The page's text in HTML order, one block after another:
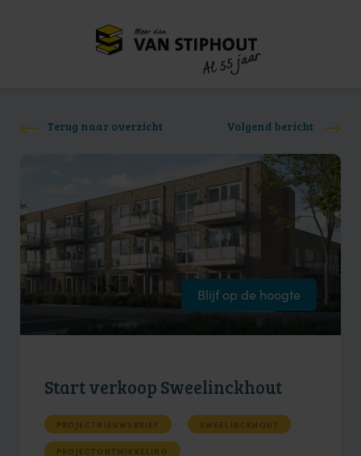
Meer dan
Al 55 jaar
Terug naar overzicht Volgend bericht
Blijf op de hoogte
Start verkoop Sweelinckhout
PROJECTNIEUWSBRIEF SWEELINCKHOUT
PROJECTONTWIKKELING